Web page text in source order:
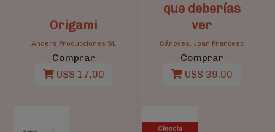
Origami
Anders Producciones SL
Comprar
U$S 17,00
que deberías
ver
Cánoves, Joan Francesc
Comprar
U$S 39,00